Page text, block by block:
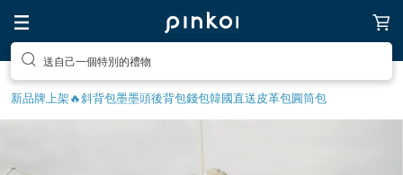
送自己一個特別的禮物
新品牌上架🔥斜背包墨墨頭後背包錢包韓國直送皮革包圓筒包